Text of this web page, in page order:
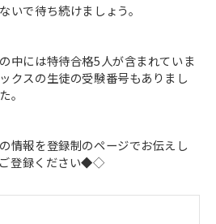
いで待ち続けましょう。
中には特待合格5人が含まれていま
クスの生徒の受験番号もありまし
。
報を登録制のページでお伝えし
登録ください◆◇